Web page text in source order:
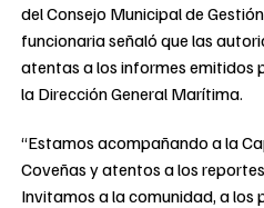
del Consejo Municipal de
funcionaria señaló que las
atentas a los informes emitidos
la Dirección General Marítima.
“Estamos acompañando a la
Coveñas y atentos a los
Invitamos a la comunidad, a los